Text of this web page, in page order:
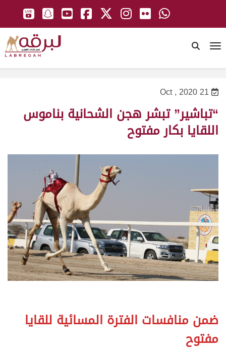
21 Oct , 2020
“تباشير” تبشر هجن الشحانية بناموس
اللقايا بكار مفتوح
ضمن منافسات الفترة المسائية للقايا
مفتوح